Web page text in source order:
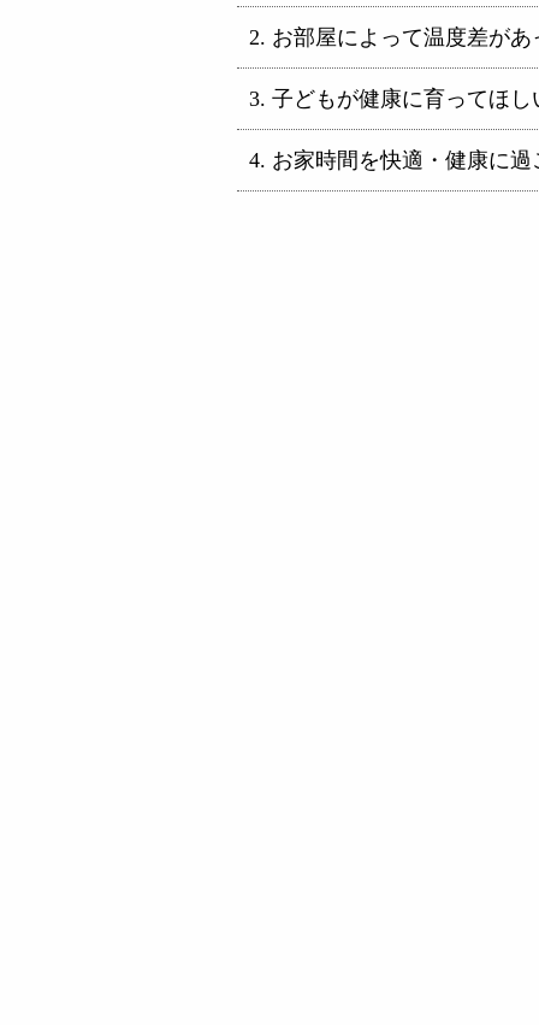
お部屋によって温度差が
子どもが健康に育ってほ
お家時間を快適・健康に過